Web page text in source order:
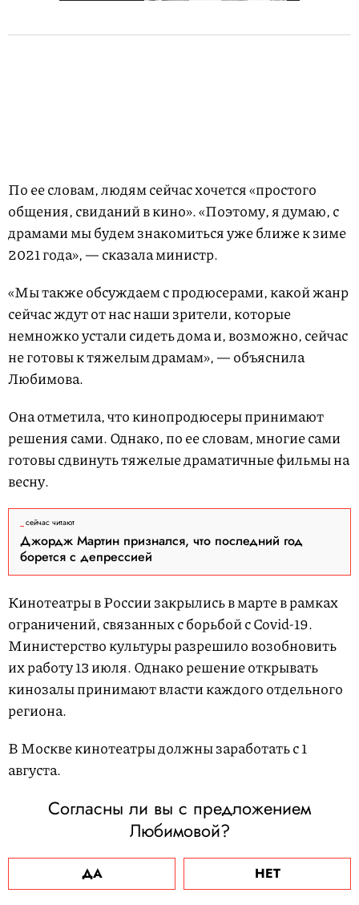
По ее словам, людям сейчас хочется «простого
общения, свиданий в кино». «Поэтому, я думаю, с
драмами мы будем знакомиться уже ближе к зиме
2021 года», — сказала министр.
«Мы также обсуждаем с продюсерами, какой жанр
сейчас ждут от нас наши зрители, которые
немножко устали сидеть дома и, возможно, сейчас
не готовы к тяжелым драмам», — объяснила
Любимова.
Она отметила, что кинопродюсеры принимают
решения сами. Однако, по ее словам, многие сами
готовы сдвинуть тяжелые драматичные фильмы на
весну.
сейчас читают
Джордж Мартин признался, что последний год
борется с депрессией
Кинотеатры в России закрылись в марте в рамках
ограничений, связанных с борьбой с Covid-19.
Министерство культуры разрешило возобновить
их работу 13 июля. Однако решение открывать
кинозалы принимают власти каждого отдельного
региона.
В Москве кинотеатры должны заработать с 1
августа.
Согласны ли вы с предложением
Любимовой?
ДА НЕТ